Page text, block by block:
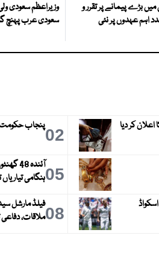
میں بڑے پیمانے پر تقرر و
اہم عہدوں پر نئی
وزیراعظم سعودی
سعودی عرب پہنچ
کر دیا 02پنجاب حکومت
05
آئندہ
ہنگامی تیاریاں
انگلینڈ کا 16 رکنی اسکواڈ
08فیلڈ مارشل
ملاقات، دفاعی